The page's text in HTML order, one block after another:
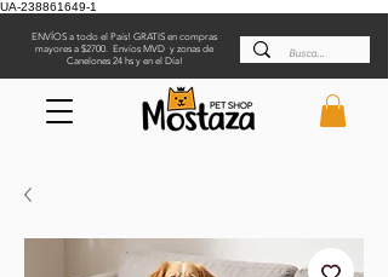
UA-238861649-1
ENVÍOS a todo el País! GRATIS en compras
mayores a $2700. Envíos MVD y zonas de
Canelones 24 hs y en el Día!